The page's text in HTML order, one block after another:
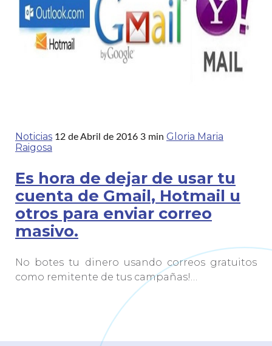
Noticias 12 de Abril de 2016 3 min Gloria Maria
Raigosa
Es hora de dejar de usar tu
cuenta de Gmail, Hotmail u
otros para enviar correo
masivo.
No botes tu dinero usando correos gratuitos
como remitente de tus campañas!…